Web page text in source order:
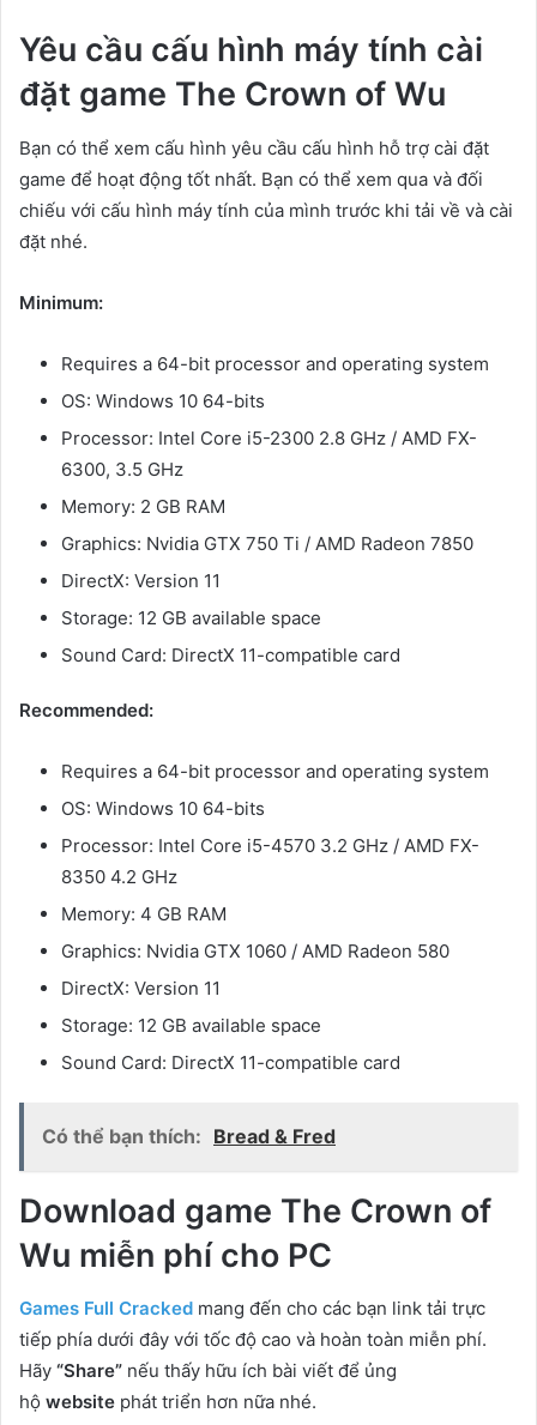
Yêu cầu cấu hình máy tính cài
đặt game The Crown of Wu
Bạn có thể xem cấu hình yêu cầu cấu hình hỗ trợ cài đặt
game để hoạt động tốt nhất. Bạn có thể xem qua và đối
chiếu với cấu hình máy tính của mình trước khi tải về và cài
đặt nhé.
Minimum:
Requires a 64-bit processor and operating system
OS: Windows 10 64-bits
Processor: Intel Core i5-2300 2.8 GHz / AMD FX-
6300, 3.5 GHz
Memory: 2 GB RAM
Graphics: Nvidia GTX 750 Ti / AMD Radeon 7850
DirectX: Version 11
Storage: 12 GB available space
Sound Card: DirectX 11-compatible card
Recommended:
Requires a 64-bit processor and operating system
OS: Windows 10 64-bits
Processor: Intel Core i5-4570 3.2 GHz / AMD FX-
8350 4.2 GHz
Memory: 4 GB RAM
Graphics: Nvidia GTX 1060 / AMD Radeon 580
DirectX: Version 11
Storage: 12 GB available space
Sound Card: DirectX 11-compatible card
Có thể bạn thích: Bread & Fred
Download game The Crown of
Wu miễn phí cho PC
Games Full Cracked mang đến cho các bạn link tải trực
tiếp phía dưới đây với tốc độ cao và hoàn toàn miễn phí.
Hãy “Share” nếu thấy hữu ích bài viết để ủng
hộ website phát triển hơn nữa nhé.